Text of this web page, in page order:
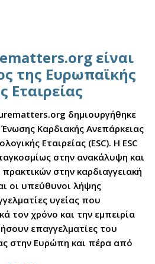
είναι
της Ευρωπαϊκής
Εταιρείας
δημιουργήθηκε
Καρδιακής Ανεπάρκειας
Εταιρείας (ESC). Η ESC
στην ανακάλυψη και
στην καρδιαγγειακή
οι υπεύθυνοι λήψης
υγείας που
τον χρόνο και την εμπειρία
επαγγελματίες του
στην Ευρώπη και πέρα από